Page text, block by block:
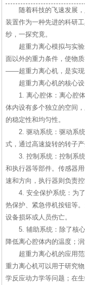
随着科技的飞速发展
装置作为一种先进的科研
纱，一探究竟。
超重力离心模拟与实
面以外的重力条件，使物
——超重力离心机，是实现
超重力离心机的核心
1. 离心腔体：离心腔
体内设有多个独立的空间
的稳定性和均匀性。
2. 驱动系统：驱动系
式，通过高速旋转的转子
3. 控制系统：控制系
和执行器等部件。传感器
速和方向，执行器则负责
4. 安全保护系统：为
热保护、紧急停机按钮等
设备损坏或人员伤亡。
5. 辅助系统：除了核
降低离心腔体内的温度；
超重力离心机的应用
重力离心机可以用于研究
学反应动力学等问题；在